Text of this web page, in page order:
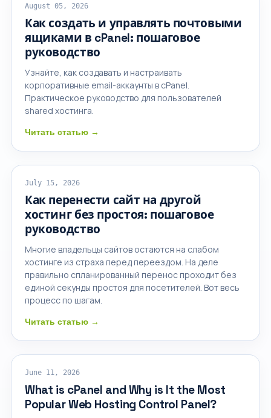
ОБЩИЙ ХОСТИНГ
August 05, 2026
Как создать и управлять почтовыми
ящиками в cPanel: пошаговое
руководство
Узнайте, как создавать и настраивать
корпоративные email-аккаунты в cPanel.
Практическое руководство для пользователей
shared хостинга.
Читать статью →
ОБЩИЙ ХОСТИНГ
July 15, 2026
Как перенести сайт на другой
хостинг без простоя: пошаговое
руководство
Многие владельцы сайтов остаются на слабом
хостинге из страха перед переездом. На деле
правильно спланированный перенос проходит без
единой секунды простоя для посетителей. Вот весь
процесс по шагам.
Читать статью →
CPANEL HOSTING
June 11, 2026
What is cPanel and Why is It the Most
Popular Web Hosting Control Panel?